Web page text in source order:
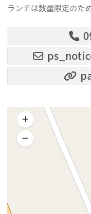
ランチは数量限定のた